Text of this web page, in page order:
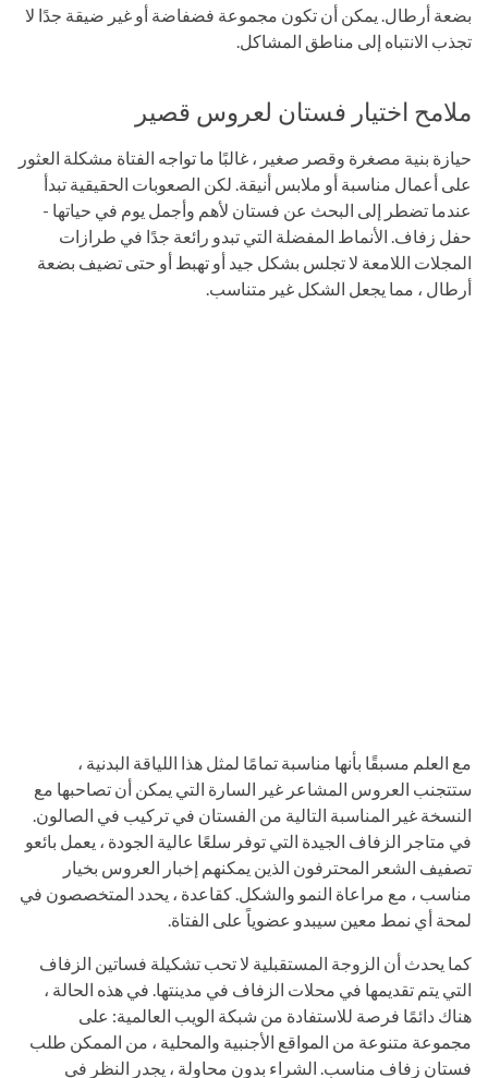
بضعة أرطال. يمكن أن تكون مجموعة فضفاضة أو غير ضيقة جدًا لا
تجذب الانتباه إلى مناطق المشاكل.
ملامح اختيار فستان لعروس قصير
حيازة بنية مصغرة وقصر صغير ، غالبًا ما تواجه الفتاة مشكلة العثور
على أعمال مناسبة أو ملابس أنيقة. لكن الصعوبات الحقيقية تبدأ
عندما تضطر إلى البحث عن فستان لأهم وأجمل يوم في حياتها -
حفل زفاف. الأنماط المفضلة التي تبدو رائعة جدًا في طرازات
المجلات اللامعة لا تجلس بشكل جيد أو تهبط أو حتى تضيف بضعة
أرطال ، مما يجعل الشكل غير متناسب.
مع العلم مسبقًا بأنها مناسبة تمامًا لمثل هذا اللياقة البدنية ،
ستتجنب العروس المشاعر غير السارة التي يمكن أن تصاحبها مع
النسخة غير المناسبة التالية من الفستان في تركيب في الصالون.
في متاجر الزفاف الجيدة التي توفر سلعًا عالية الجودة ، يعمل بائعو
تصفيف الشعر المحترفون الذين يمكنهم إخبار العروس بخيار
مناسب ، مع مراعاة النمو والشكل. كقاعدة ، يحدد المتخصصون في
لمحة أي نمط معين سيبدو عضوياً على الفتاة.
كما يحدث أن الزوجة المستقبلية لا تحب تشكيلة فساتين الزفاف
التي يتم تقديمها في محلات الزفاف في مدينتها. في هذه الحالة ،
هناك دائمًا فرصة للاستفادة من شبكة الويب العالمية: على
مجموعة متنوعة من المواقع الأجنبية والمحلية ، من الممكن طلب
فستان زفاف مناسب. الشراء بدون محاولة ، يجدر النظر في